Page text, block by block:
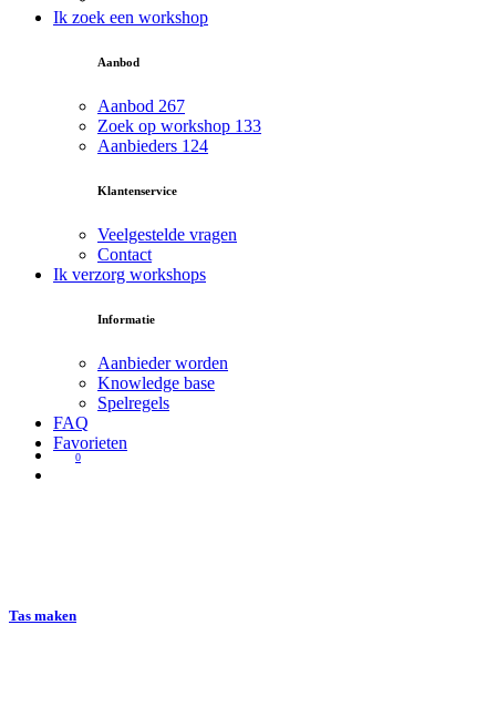
Ik zoek een workshop
Aanbod
Aanbod 267
Zoek op workshop 133
Aanbieders 124
Klantenservice
Veelgestelde vragen
Contact
Ik verzorg workshops
Informatie
Aanbieder worden
Knowledge base
Spelregels
FAQ
Favorieten
0
Tas maken